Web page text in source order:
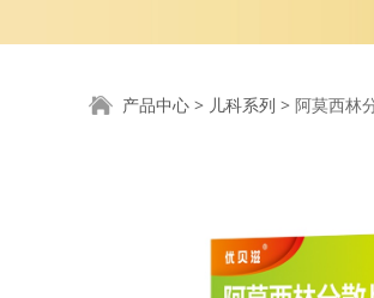
阿莫西林分
产品中心 > 儿科系列 > 阿莫西林